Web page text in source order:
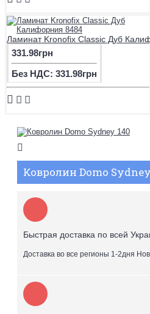
Ламинат Kronofix Classic Дуб
331.98грн
Без НДС: 331.98грн
Ковролин Domo
Быстрая доставка по всей
Доставка во все регионы 1-2дня